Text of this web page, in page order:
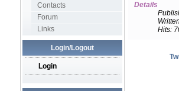
Contacts
Forum
Links
Login/Logout
Login
Details
Hits: